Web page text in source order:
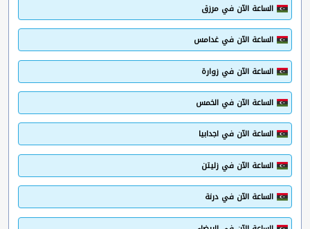
الساعة الآن في مرزق
الساعة الآن في غدامس
الساعة الآن في زوارة
الساعة الآن في الخمس
الساعة الآن في اجدابيا
الساعة الآن في زليتن
الساعة الآن في درنة